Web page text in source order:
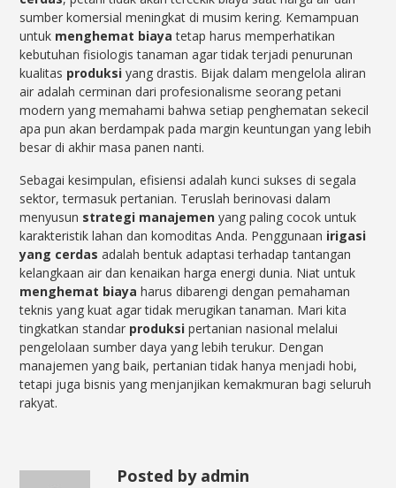
sumber komersial meningkat di musim kering. Kemampuan
untuk menghemat biaya tetap harus memperhatikan
kebutuhan fisiologis tanaman agar tidak terjadi penurunan
kualitas produksi yang drastis. Bijak dalam mengelola aliran
air adalah cerminan dari profesionalisme seorang petani
modern yang memahami bahwa setiap penghematan sekecil
apa pun akan berdampak pada margin keuntungan yang lebih
besar di akhir masa panen nanti.
Sebagai kesimpulan, efisiensi adalah kunci sukses di segala
sektor, termasuk pertanian. Teruslah berinovasi dalam
menyusun strategi manajemen yang paling cocok untuk
karakteristik lahan dan komoditas Anda. Penggunaan irigasi
yang cerdas adalah bentuk adaptasi terhadap tantangan
kelangkaan air dan kenaikan harga energi dunia. Niat untuk
menghemat biaya harus dibarengi dengan pemahaman
teknis yang kuat agar tidak merugikan tanaman. Mari kita
tingkatkan standar produksi pertanian nasional melalui
pengelolaan sumber daya yang lebih terukur. Dengan
manajemen yang baik, pertanian tidak hanya menjadi hobi,
tetapi juga bisnis yang menjanjikan kemakmuran bagi seluruh
rakyat.
Posted by admin